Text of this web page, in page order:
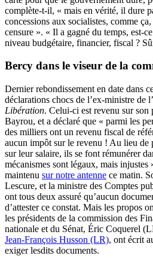
complète-t-il, « mais en vérité, il dure
concessions aux socialistes, comme
censure ». « Il a gagné du temps, est-
niveau budgétaire, financier, fiscal ?
Bercy dans le viseur de la
Dernier rebondissement en date dans
déclarations chocs de l’ex-ministre de
Libération. Celui-ci est revenu sur son
Bayrou, et a déclaré que « parmi les
des milliers ont un revenu fiscal de
aucun impôt sur le revenu ! Au lieu de
sur leur salaire, ils se font rémunérer
mécanismes sont légaux, mais
maintenu sur notre antenne ce matin.
Lescure, et la ministre des Comptes
ont tous deux assuré qu’aucun
d’attester ce constat. Mais les propos
les présidents de la commission des
nationale et du Sénat, Éric Coquerel
Jean-François Husson (LR), ont écrit
exiger lesdits documents.